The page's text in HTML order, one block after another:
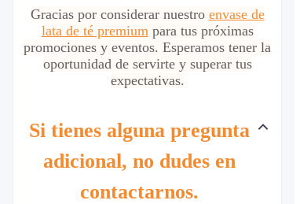
Gracias por considerar nuestro envase de
lata de té premiumpara tus próximas
promociones y eventos. Esperamos tener la
oportunidad de servirte y superar tus
expectativas.
Si tienes alguna pregunta
adicional, no dudes en
contactarnos.